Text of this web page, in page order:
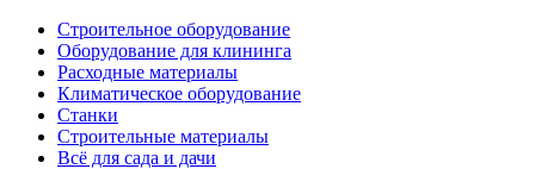
Строительное оборудование
Оборудование для клининга
Расходные материалы
Климатическое оборудование
Станки
Строительные материалы
Всё для сада и дачи